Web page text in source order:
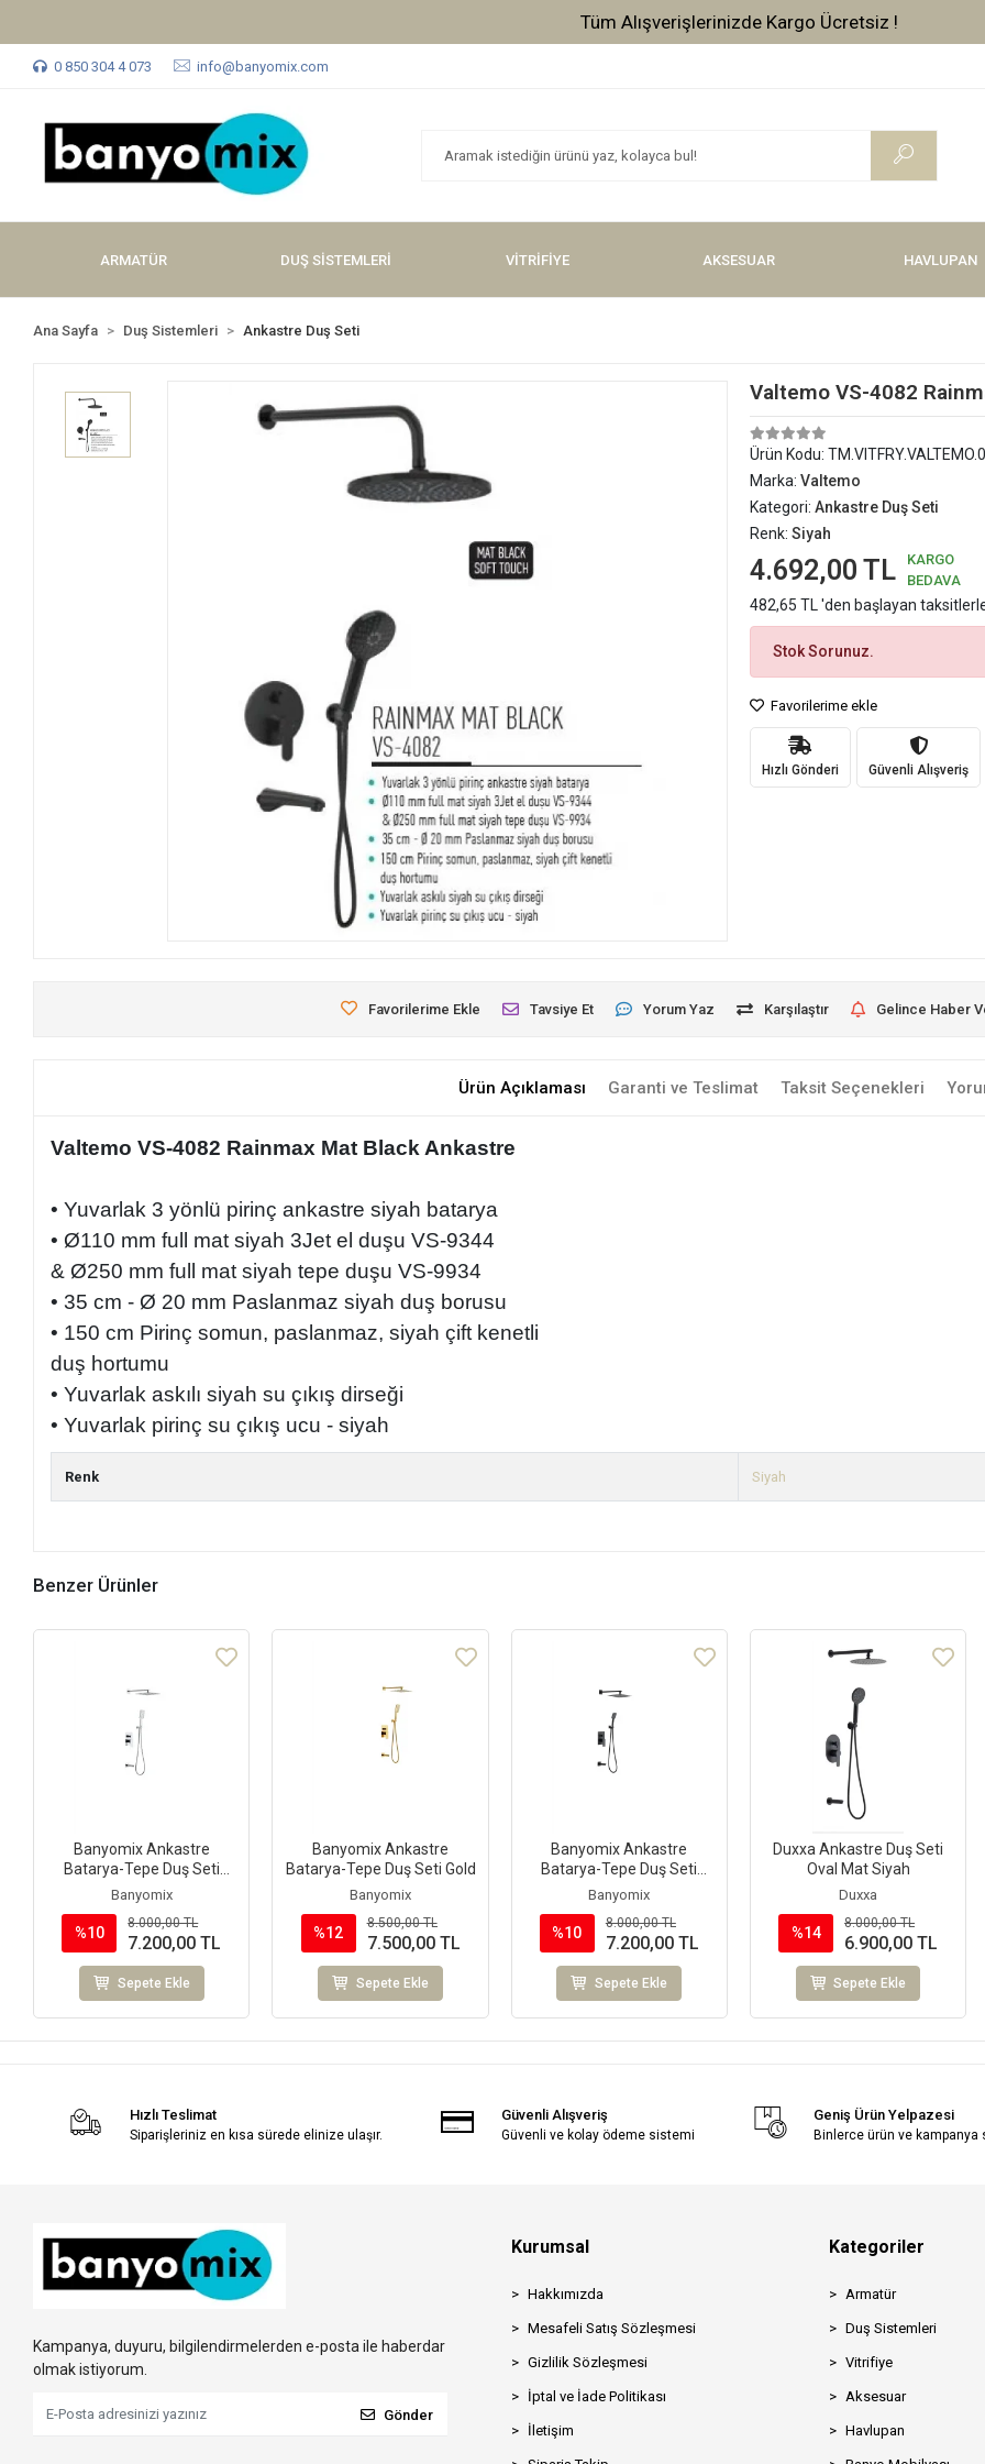
Tüm Alışverişlerinizde Kargo Ücretsiz !
0 850 304 4 073 info@banyomix.com
ARMATÜR DUŞ SİSTEMLERİ VİTRİFİYE AKSESUAR HAVLUPAN
Ana Sayfa Duş Sistemleri Ankastre Duş Seti
Valtemo VS-4082
Ürün Kodu:
Marka: Valtemo
Kategori: Ankastre Duş Seti
Renk: Siyah
4.692,00 TL
KARGO
BEDAVA
482,65 TL 'den başlayan
Stok Sorunuz.
Favorilerime ekle
Hızlı Gönderi Güvenli Alışveriş
Favorilerime Ekle Tavsiye Et Yorum Yaz Karşılaştır Gelince Haber
Ürün Açıklaması Garanti ve Teslimat Taksit Seçenekleri
Valtemo VS-4082 Rainmax Mat Black Ankastre
• Yuvarlak 3 yönlü pirinç ankastre siyah batarya
• Ø110 mm full mat siyah 3Jet el duşu VS-9344
& Ø250 mm full mat siyah tepe duşu VS-9934
• 35 cm - Ø 20 mm Paslanmaz siyah duş borusu
• 150 cm Pirinç somun, paslanmaz, siyah çift kenetli
duş hortumu
• Yuvarlak askılı siyah su çıkış dirseği
• Yuvarlak pirinç su çıkış ucu - siyah
Renk Siyah
Benzer Ürünler
Banyomix Ankastre
Batarya-Tepe Duş Seti
Krom
Banyomix
%10
8.000,00 TL
7.200,00 TL
Sepete Ekle
Banyomix Ankastre
Batarya-Tepe Duş Seti Gold
Banyomix
%12
8.500,00 TL
7.500,00 TL
Sepete Ekle
Banyomix Ankastre
Batarya-Tepe Duş Seti
Siyah
Banyomix
%10
8.000,00 TL
7.200,00 TL
Sepete Ekle
Duxxa Ankastre Duş Seti
Oval Mat Siyah
Duxxa
%14
8.000,00 TL
6.900,00 TL
Sepete Ekle
Hızlı Teslimat
Siparişleriniz en kısa sürede elinize ulaşır.
Güvenli Alışveriş
Güvenli ve kolay ödeme sistemi
Geniş Ürün Yelpazesi
Binlerce ürün ve kampanya
Kampanya, duyuru, bilgilendirmelerden e-posta ile haberdar
olmak istiyorum.
Gönder
Kurumsal
Hakkımızda
Mesafeli Satış Sözleşmesi
Gizlilik Sözleşmesi
İptal ve İade Politikası
İletişim
Kategoriler
Armatür
Duş Sistemleri
Vitrifiye
Aksesuar
Havlupan